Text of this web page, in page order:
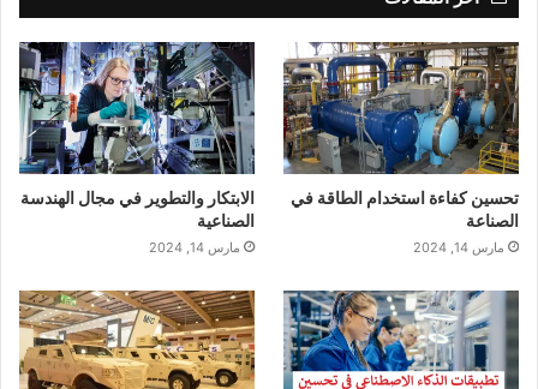
تحسين كفاءة استخدام الطاقة في
الصناعة
مارس 14, 2024
الابتكار والتطوير في مجال الهندسة
الصناعية
مارس 14, 2024